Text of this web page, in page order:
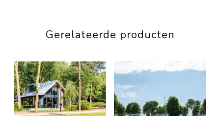
Gerelateerde producten